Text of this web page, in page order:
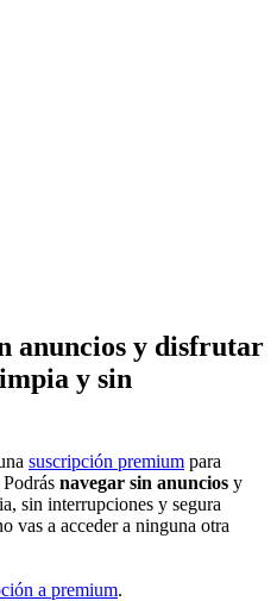
anuncios y disfrutar
y sin
suscripción premium para
navegar sin anuncios y
sin interrupciones y segura
vas a acceder a ninguna otra
a premium.